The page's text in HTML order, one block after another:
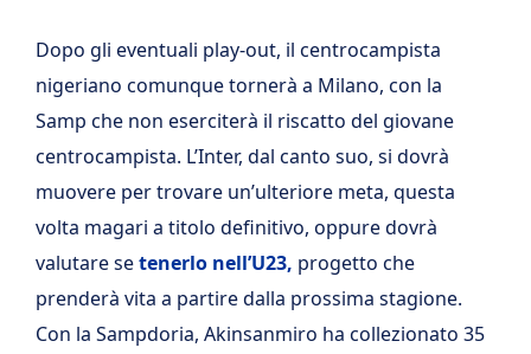
Dopo gli eventuali play-out, il centrocampista
nigeriano comunque tornerà a Milano, con la
Samp che non eserciterà il riscatto del giovane
centrocampista. L’Inter, dal canto suo, si dovrà
muovere per trovare un’ulteriore meta, questa
volta magari a titolo definitivo, oppure dovrà
valutare setenerlo nell’U23, progetto che
prenderà vita a partire dalla prossima stagione.
Con la Sampdoria, Akinsanmiro ha collezionato 35